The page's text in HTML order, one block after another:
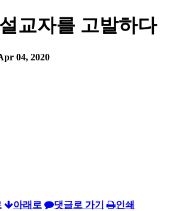
교자를 고발하다
04, 2020
아래로 댓글로 가기 인쇄